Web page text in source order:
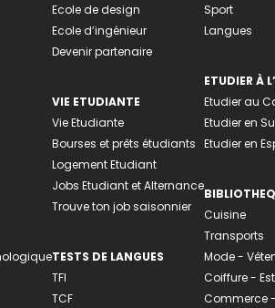
Ecole de design
Ecole d’ingénieur
Devenir partenaire
VIE ETUDIANTE
Vie Etudiante
Bourses et prêts étudiants
Logement Etudiant
Jobs Etudiant et Alternance
Trouve ton job saisonnier
TESTS DE LANGUES
TFI
TCF
Sport
Langues
ETUDIER À
Etudier au
Etudier en
Etudier en
Cuisine
Transports
Mode -
Coiffure -
Commerce